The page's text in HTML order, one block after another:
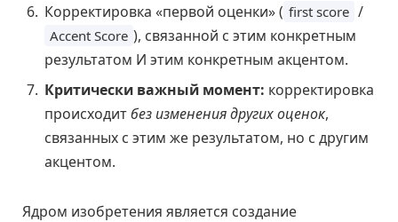
Корректировка «первой оценки» ( first score /
Accent Score ), связанной с этим конкретным
результатом И этим конкретным акцентом.
Критически важный момент: корректировка
происходитбез изменения других оценок,
связанных с этим же результатом, но с другим
акцентом.
Ядром изобретения является создание